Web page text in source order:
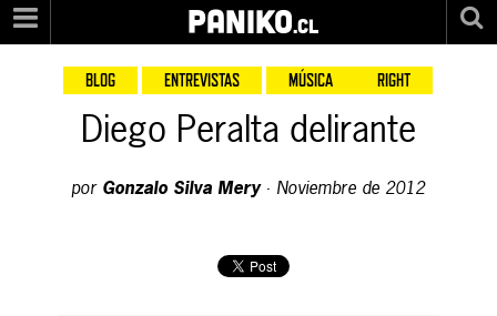
PANIKO.cl
BLOG ENTREVISTAS MÚSICA RIGHT
Diego Peralta delirante
por Gonzalo Silva Mery· Noviembre de 2012